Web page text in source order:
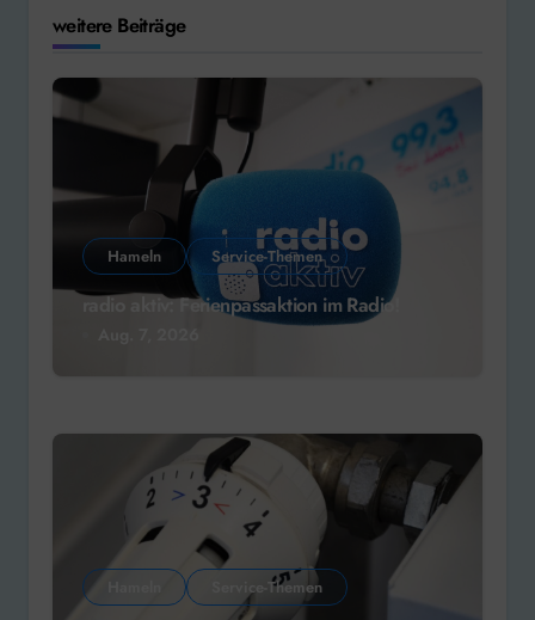
weitere Beiträge
Hameln Service-Themen
radio aktiv: Ferienpassaktion im Radio!
Service-Themen